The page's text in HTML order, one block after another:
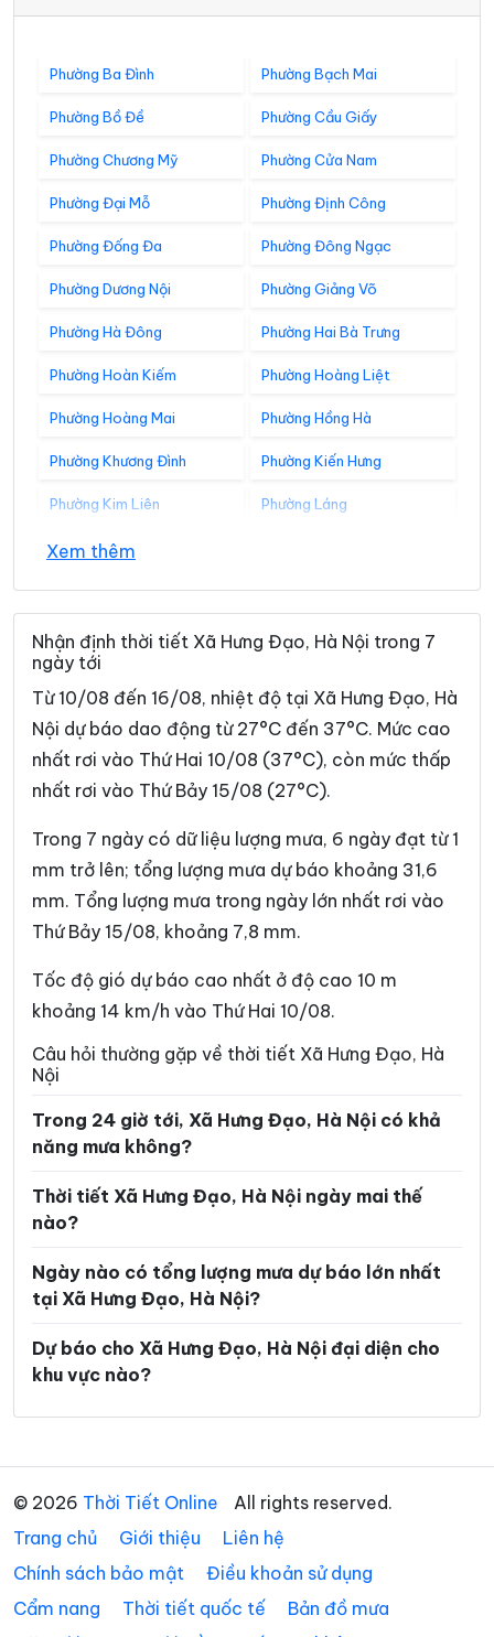
Phường Ba Đình Phường Bạch Mai
Phường Bồ Đề Phường Cầu Giấy
Phường Chương Mỹ Phường Cửa Nam
Phường Đại Mỗ Phường Định Công
Phường Đống Đa Phường Đông Ngạc
Phường Dương Nội Phường Giảng Võ
Phường Hà Đông Phường Hai Bà Trưng
Phường Hoàn Kiếm Phường Hoàng Liệt
Phường Hoàng Mai Phường Hồng Hà
Phường Khương Đình Phường Kiến Hưng
Phường Kim Liên Phường Láng
Phường Lĩnh Nam
Phường Nghĩa Đô Phường Ngọc Hà
Phường Ô Chợ Dừa Phường Phú Diễn
Phường Phú Lương
Phường Phúc Lợi Phường Phương Liệt
Phường Sơn Tây Phường Tây Hồ
Phường Tây Tựu
Phường Thanh Liệt Phường Thanh Xuân
Phường Thượng Cát Phường Từ Liêm
Phường Tùng Thiện Phường Tương Mai
Phường Văn Miếu – Quốc
Tử Giám
Phường Việt Hưng
Phường Xuân Đỉnh
Phường Yên Hòa Phường Yên Nghĩa
Phường Yên Sở Xã An Khánh
Xã Bất Bạt
Xã Bát Tràng Xã Bình Minh
Xã Chương Dương
Xã Cổ Đô Xã Đa Phúc
Xã Đại Thanh
Xã Đoài Phương Xã Đông Anh
Xã Dương Hòa Xã Gia Lâm
Xã Hát Môn
Xã Hòa Lạc Xã Hòa Phú
Xem thêm
Nhận định thời tiết Xã Hưng Đạo, Hà Nội trong 7
ngày tới
Từ 10/08 đến 16/08, nhiệt độ tại Xã Hưng Đạo, Hà
Nội dự báo dao động từ 27°C đến 37°C. Mức cao
nhất rơi vào Thứ Hai 10/08 (37°C), còn mức thấp
nhất rơi vào Thứ Bảy 15/08 (27°C).
Trong 7 ngày có dữ liệu lượng mưa, 6 ngày đạt từ 1
mm trở lên; tổng lượng mưa dự báo khoảng 31,6
mm. Tổng lượng mưa trong ngày lớn nhất rơi vào
Thứ Bảy 15/08, khoảng 7,8 mm.
Tốc độ gió dự báo cao nhất ở độ cao 10 m
khoảng 14 km/h vào Thứ Hai 10/08.
Câu hỏi thường gặp về thời tiết Xã Hưng Đạo, Hà
Nội
Trong 24 giờ tới, Xã Hưng Đạo, Hà Nội có khả
năng mưa không?
Thời tiết Xã Hưng Đạo, Hà Nội ngày mai thế
nào?
Ngày nào có tổng lượng mưa dự báo lớn nhất
tại Xã Hưng Đạo, Hà Nội?
Dự báo cho Xã Hưng Đạo, Hà Nội đại diện cho
khu vực nào?
© 2026 Thời Tiết Online
All rights reserved.
Trang chủ
Giới thiệu
Liên hệ
Chính sách bảo mật
Điều khoản sử dụng
Cẩm nang
Thời tiết quốc tế
Bản đồ mưa